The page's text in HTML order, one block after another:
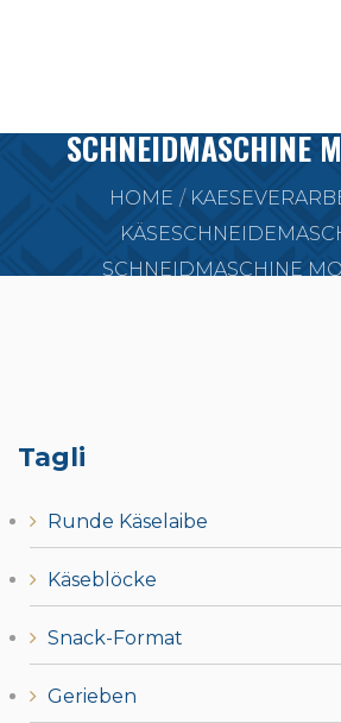
SCHNEIDMASCHINE
HOME
SCHNEIDMASCHINE
Tagli
Runde Käselaibe
Käseblöcke
Snack-Format
Gerieben